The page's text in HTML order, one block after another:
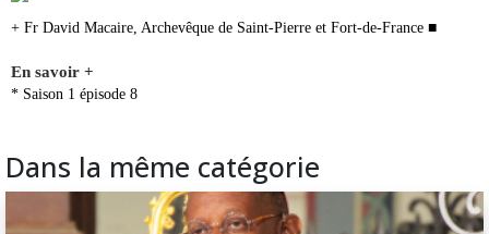
+ Fr David Macaire, Archevêque de Saint-Pierre et Fort-de-France ■
En savoir +
* Saison 1 épisode 8
Dans la même catégorie